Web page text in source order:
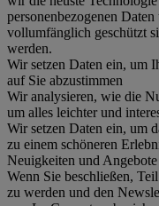
personenbezogenen
vollumfänglich geschützt
werden.
Wir setzen Daten ein, um
auf Sie abzustimmen
Wir analysieren, wie die
um alles leichter und
Wir setzen Daten ein, um
zu einem schöneren
Neuigkeiten und
Wenn Sie beschließen,
zu werden und den